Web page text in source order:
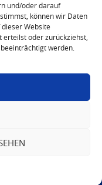
und/oder darauf
können wir Daten
Website
oder zurückziehst,
werden.